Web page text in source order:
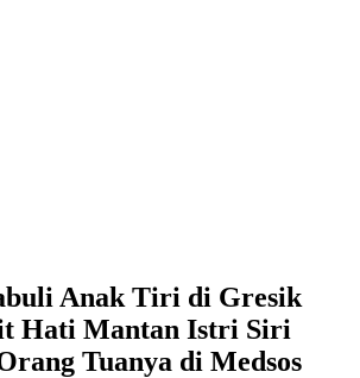
Anak Tiri di Gresik
Hati Mantan Istri Siri
Tuanya di Medsos